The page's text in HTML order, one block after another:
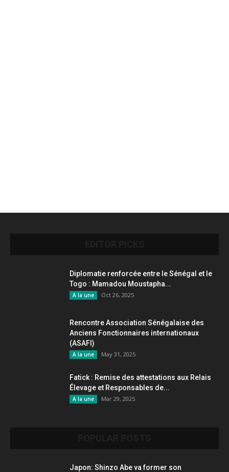
Diplomatie renforcée entre le Sénégal et le
Togo : Mamadou Moustapha...
A la une Oct 26, 2025
Rencontre Association Sénégalaise des
Anciens Fonctionnaires internationaux
(ASAFI)
A la une May 31, 2025
Fatick : Remise des attestations aux Relais
Élevage et Responsables de...
A la une Mar 29, 2025
Japon: Shinzo Abe va former son